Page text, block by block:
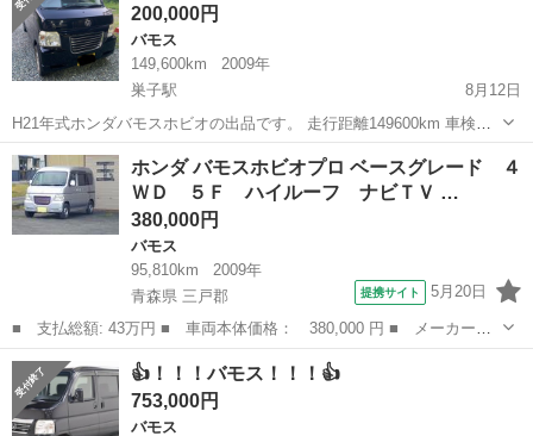
外品，サ...
200,000円
バモス
149,600km
2009年
巣子駅
8月12日
H21年式ホンダバモスホビオの出品です。 走行距離149600km 車検二
年付きです。 5速マニュアル 現状、問題なく乗っておりました。 4WD
ですので、雪道も安心です。 トラブル防止の為、必ず現車確認お願い
いたします。 名...
岩手 滝沢市 巣子駅 バモスホビオ
ホンダ バモスホビオプロ ベースグレード ４
ＷＤ ５Ｆ ハイルーフ ナビＴＶ …
380,000円
バモス
95,810km
2009年
青森県 三戸郡
提携サイト 5月20日
■ 支払総額: 43万円 ■ 車両本体価格： 380,000 円 ■ メーカー
名： ホンダ ■ 車種名： バモスホビオプロ ■ グレード名： ベ
ースグレード ４ＷＤ ５Ｆ ハイルーフ ナビＴＶ ■ 排気量：
660cc ■...
青森
👍！！！バモス！！！👍
753,000円
バモス